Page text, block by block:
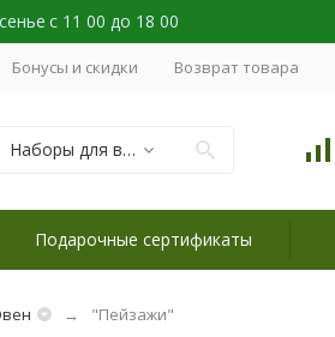
с 11 00 до 18 00
Бонусы и скидки Возврат товара
Наборы для вышивания
Подарочные сертификаты
"Пейзажи"